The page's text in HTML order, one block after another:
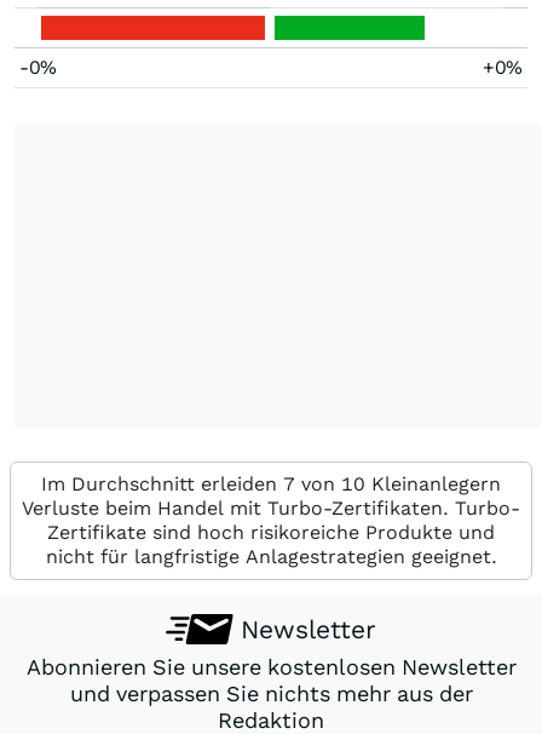
-0% +0%
Im Durchschnitt erleiden 7 von 10 Kleinanlegern
Verluste beim Handel mit Turbo-Zertifikaten. Turbo-
Zertifikate sind hoch risikoreiche Produkte und
nicht für langfristige Anlagestrategien geeignet.
Newsletter
Abonnieren Sie unsere kostenlosen Newsletter
und verpassen Sie nichts mehr aus der
Redaktion